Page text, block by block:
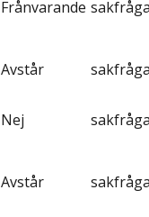
Frånvarande
Avstår
Nej
Avstår